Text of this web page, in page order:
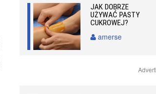
JAK DOBRZE
UŻYWAĆ PASTY
CUKROWEJ?
amerse